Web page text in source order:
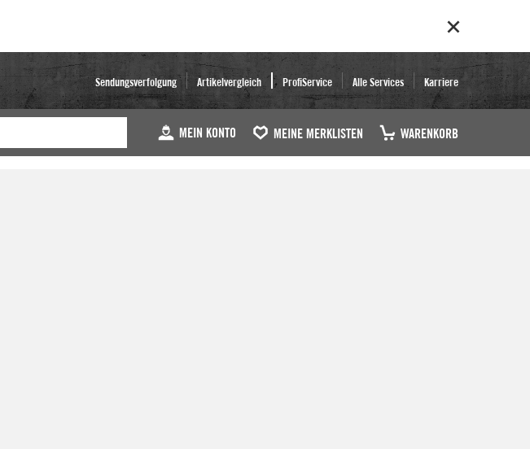
Sendungsverfolgung Artikelvergleich ProfiService Alle Services Karriere
MEIN KONTO MEINE MERKLISTEN WARENKORB